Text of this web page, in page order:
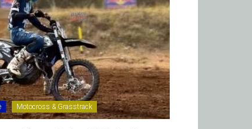
Motocross & Grasstrack